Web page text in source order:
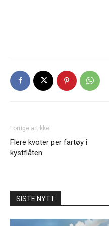
Forrige artikkel
Flere kvoter per fartøy i
kystflåten
SISTE NYTT